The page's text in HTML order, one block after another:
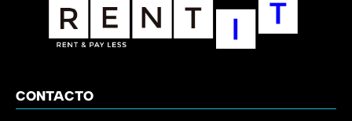
CONTACTO